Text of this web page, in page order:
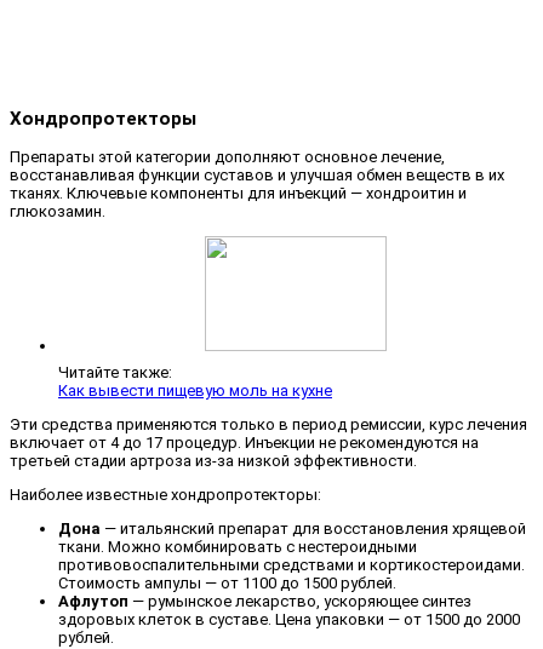
Хондропротекторы
Препараты этой категории дополняют основное лечение,
восстанавливая функции суставов и улучшая обмен веществ в их
тканях. Ключевые компоненты для инъекций — хондроитин и
глюкозамин.
Читайте также:
Как вывести пищевую моль на кухне
Эти средства применяются только в период ремиссии, курс лечения
включает от 4 до 17 процедур. Инъекции не рекомендуются на
третьей стадии артроза из-за низкой эффективности.
Наиболее известные хондропротекторы:
Дона — итальянский препарат для восстановления хрящевой
ткани. Можно комбинировать с нестероидными
противовоспалительными средствами и кортикостероидами.
Стоимость ампулы — от 1100 до 1500 рублей.
Афлутоп — румынское лекарство, ускоряющее синтез
здоровых клеток в суставе. Цена упаковки — от 1500 до 2000
рублей.